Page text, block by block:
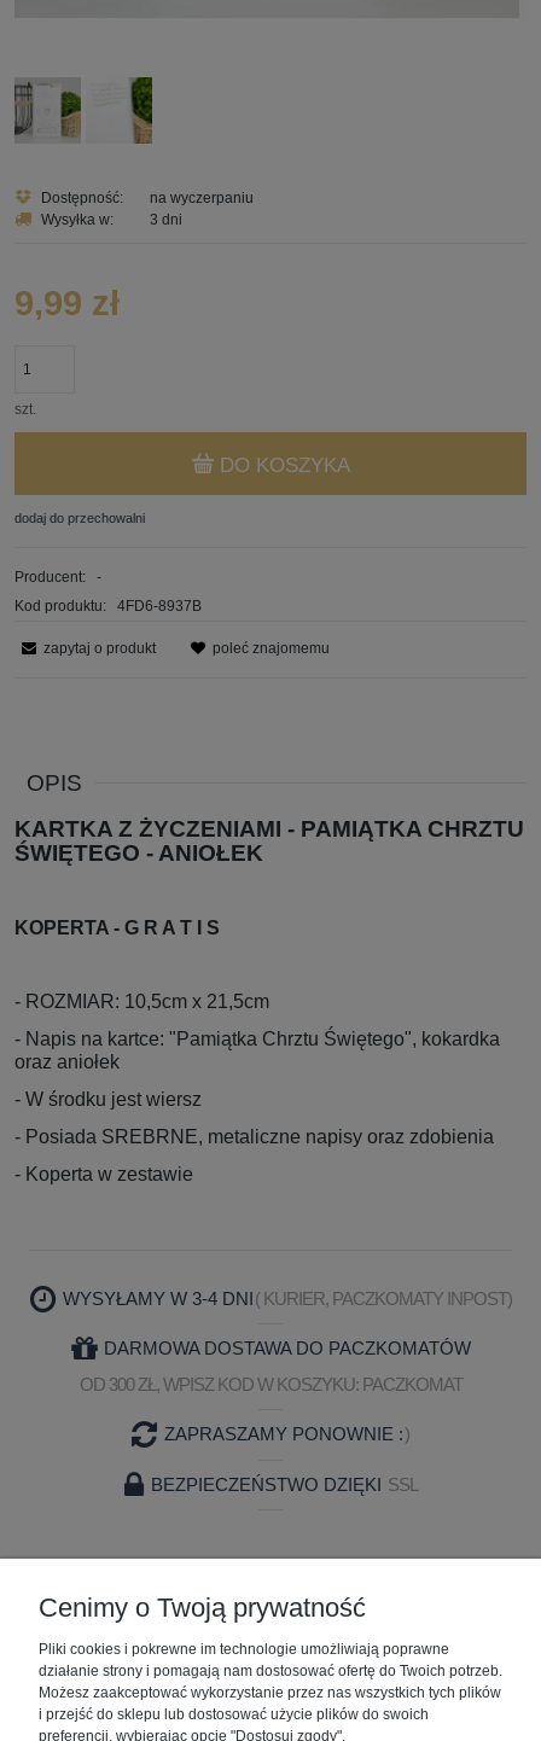
Dostępność:
na wyczerpaniu
Wysyłka w:
3 dni
9,99 zł
szt.
DO KOSZYKA
dodaj do przechowalni
Producent:
-
Kod produktu:
4FD6-8937B
zapytaj o produkt poleć znajomemu
OPIS
KARTKA Z ŻYCZENIAMI - PAMIĄTKA CHRZTU
ŚWIĘTEGO - ANIOŁEK
KOPERTA - G R A T I S
- ROZMIAR: 10,5cm x 21,5cm
- Napis na kartce: "Pamiątka Chrztu Świętego", kokardka
oraz aniołek
- W środku jest wiersz
- Posiada SREBRNE, metaliczne napisy oraz zdobienia
- Koperta w zestawie
WYSYŁAMY W 3-4 DNI( KURIER, PACZKOMATY INPOST)
DARMOWA DOSTAWA DO PACZKOMATÓW
OD 300 ZŁ, WPISZ KOD W KOSZYKU: PACZKOMAT
ZAPRASZAMY PONOWNIE :)
BEZPIECZEŃSTWO DZIĘKI SSL
ZAKUPY
POMOC
MOJE KONTO
Cenimy o Twoją prywatność
Pliki cookies i pokrewne im technologie umożliwiają poprawne
działanie strony i pomagają nam dostosować ofertę do Twoich potrzeb.
Możesz zaakceptować wykorzystanie przez nas wszystkich tych plików
i przejść do sklepu lub dostosować użycie plików do swoich
preferencji, wybierając opcję "Dostosuj zgody".